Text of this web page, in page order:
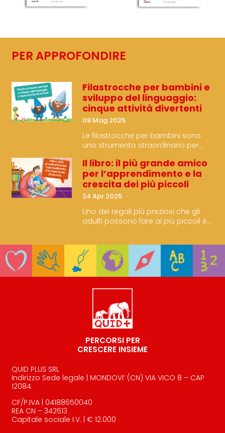
PER APPROFONDIRE
Filastrocche per bambini e
sviluppo del linguaggio:
cinque attività divertenti
08 Mag 2025
Le filastrocche per bambini sono
uno strumento straordinario per
sviluppo del linguaggio, offrendo
un’esperienza ricca
Il libro: il più grande amico
per l’apprendimento e la
crescita dei più piccoli
24 Apr 2025
Uno dei regali più preziosi che gli
adulti possono fare ai più piccoli è
PERCORSI PER
CRESCERE INSIEME
QUID PLUS SRL
Indirizzo Sede legale | MONDOVI’ (CN) VIA VICO 8 – CAP
12084
CF/P.IVA | 04188650040
REA CN – 342613
Capitale sociale I.V. | € 12.000